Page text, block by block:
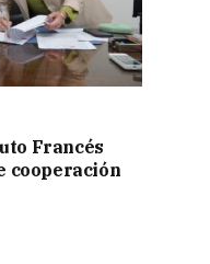
Francés
cooperación